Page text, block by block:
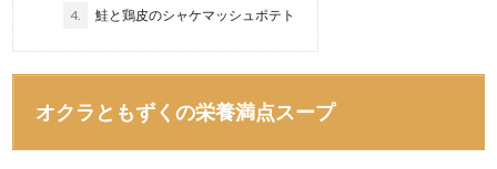
4. 鮭と鶏皮のシャケマッシュポテト
オクラともずくの栄養満点スープ